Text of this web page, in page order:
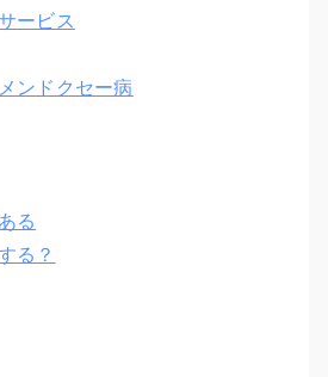
ービス
ンドクセー病
る
る？